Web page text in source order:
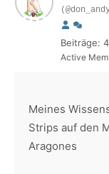
Beiträge: 4
Active
Meines
Strips auf den
Aragones